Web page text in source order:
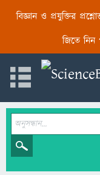
বিজ্ঞান ও প্রযুক্তির
জিতে নিন